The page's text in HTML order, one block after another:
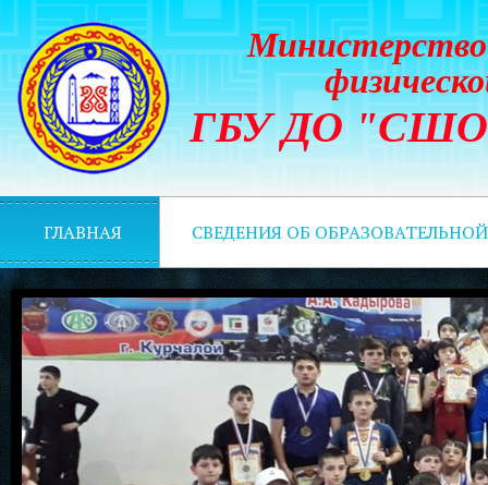
Министерство
ГБУ ДО "СШОР
ГЛАВНАЯ СВЕДЕНИЯ ОБ